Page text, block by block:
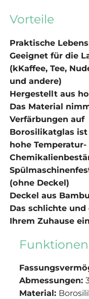
Vorteile
Praktische
Geeignet für die
(kKaffee, Tee,
und andere)
Hergestellt aus
Das Material
Verfärbungen auf
Borosilikatglas
hohe Temperatur-
(ohne Deckel)
Deckel aus
Das schlichte
Ihrem Zuhause
Funktionen
Abmessungen:
Material: